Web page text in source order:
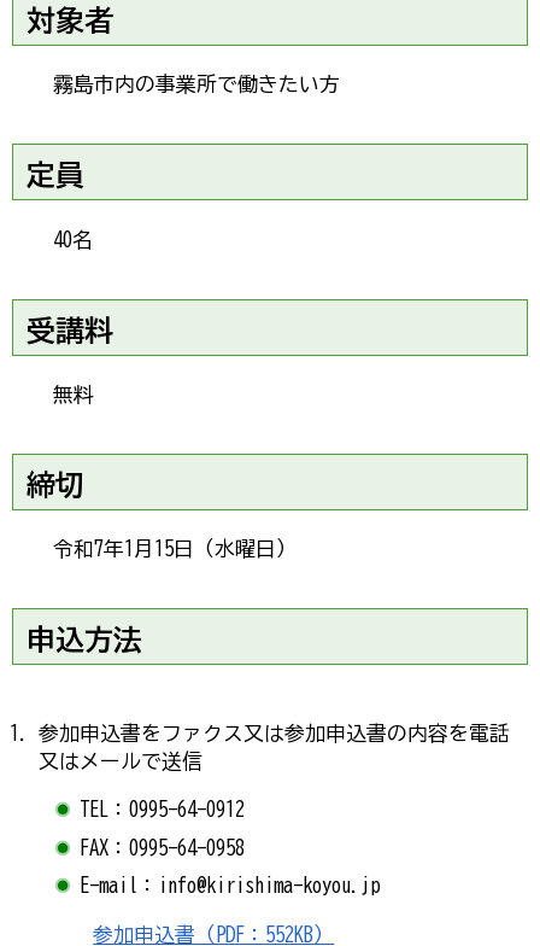
対象者
霧島市内の事業所で働きたい方
定員
40名
受講料
無料
締切
令和7年1月15日（水曜日）
申込方法
参加申込書をファクス又は参加申込書の内容を電話
又はメールで送信
TEL：0995-64-0912
FAX：0995-64-0958
E-mail：info@kirishima-koyou.jp
参加申込書（PDF：552KB）